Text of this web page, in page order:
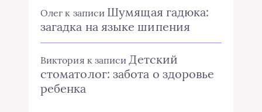
Олег к записи Шумящая гадюка:
загадка на языке шипения
Виктория к записи Детский
стоматолог: забота о здоровье
ребенка